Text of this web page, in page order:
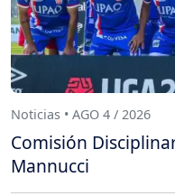
Noticias • AGO 4 / 2026
Comisión
Mannucci